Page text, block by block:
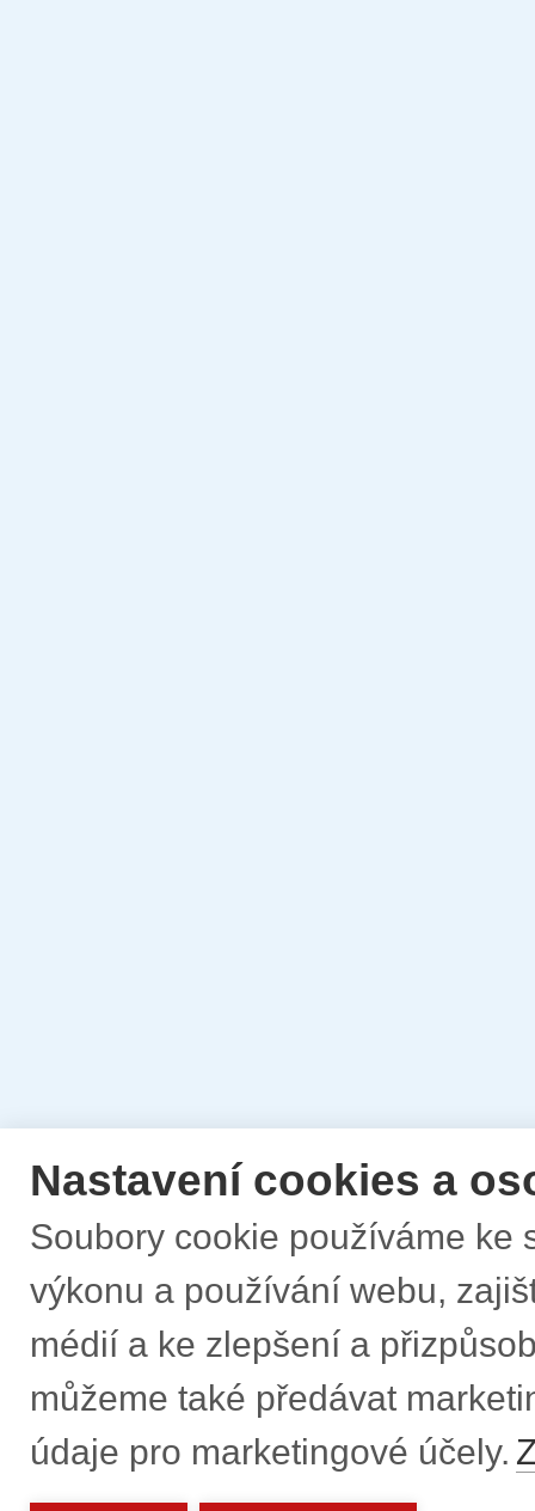
Nastavení cookies a
Soubory cookie používáme ke
výkonu a používání webu,
médií a ke zlepšení a
můžeme také předávat
údaje pro marketingové účely.